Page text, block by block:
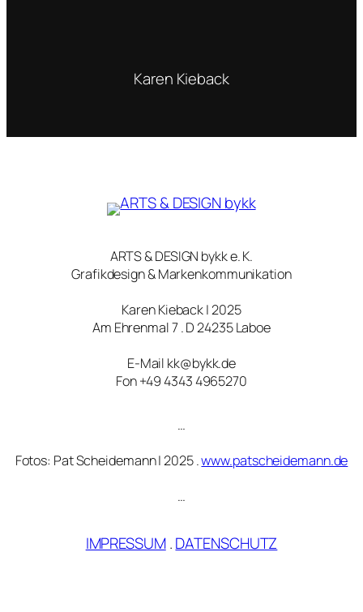
Karen Kieback
ARTS & DESIGN bykk e. K.
Grafikdesign & Markenkommunikation
Karen Kieback | 2025
Am Ehrenmal 7 . D 24235 Laboe
E-Mail kk@bykk.de
Fon +49 4343 4965270
…
Fotos: Pat Scheidemann | 2025 .www.patscheidemann.de
…
IMPRESSUM.DATENSCHUTZ